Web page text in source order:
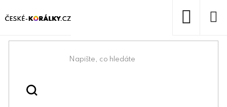
na
Domů
Swarovski® & lůžka